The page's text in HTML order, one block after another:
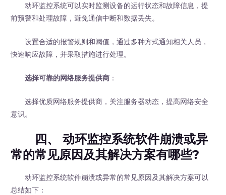
动环监控系统可以实时监测设备的运行状态和故障信息，提
前预警和处理故障，避免通信中断和数据丢失。
设置合适的报警规则和阈值，通过多种方式通知相关人员，
快速响应故障，并采取措施进行处理。
选择可靠的网络服务提供商 ：
选择优质网络服务提供商，关注服务器动态，提高网络安全
意识。
四、 动环监控系统软件崩溃或异
常的常见原因及其解决方案有哪些?
动环监控系统软件崩溃或异常的常见原因及其解决方案可以
总结如下：